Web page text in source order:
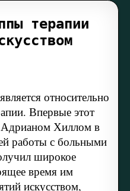
терапии
относительно
Впервые этот
Адрианом Хиллом в
работы с больными
широкое
время им
искусством,